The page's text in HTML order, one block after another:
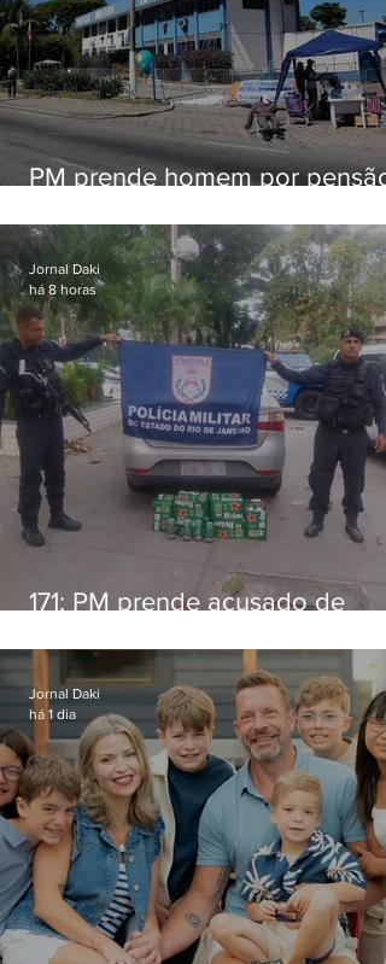
PM prende homem por pensão
171: PM prende acusado de
Niterói
Jornal Daki
há 8 horas
Jornal Daki
há 1 dia